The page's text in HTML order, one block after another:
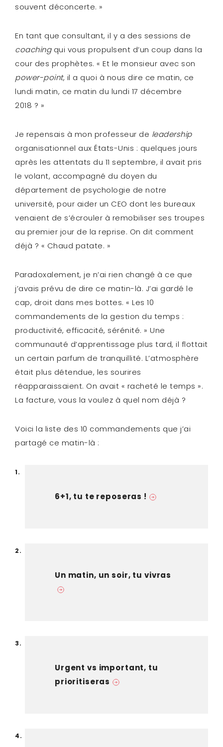
souvent déconcerte. »
En tant que consultant, il y a des sessions de
coachingqui vous propulsent d’un coup dans la
cour des prophètes. « Et le monsieur avec son
power-point, il a quoi à nous dire ce matin, ce
lundi matin, ce matin du lundi 17 décembre
2018 ? »
Je repensais à mon professeur de leadership
organisationnel aux États-Unis : quelques jours
après les attentats du 11 septembre, il avait pris
le volant, accompagné du doyen du
département de psychologie de notre
université, pour aider un CEO dont les bureaux
venaient de s’écrouler à remobiliser ses troupes
au premier jour de la reprise. On dit comment
déjà ? « Chaud patate. »
Paradoxalement, je n’ai rien changé à ce que
j’avais prévu de dire ce matin-là. J’ai gardé le
cap, droit dans mes bottes. « Les 10
commandements de la gestion du temps :
productivité, efficacité, sérénité. » Une
communauté d’apprentissage plus tard, il flottait
un certain parfum de tranquillité. L’atmosphère
était plus détendue, les sourires
réapparaissaient. On avait « racheté le temps ».
La facture, vous la voulez à quel nom déjà ?
Voici la liste des 10 commandements que j’ai
partagé ce matin-là :
6+1, tu te reposeras !
Un matin, un soir, tu vivras
Urgent vs important, tu
prioritiseras